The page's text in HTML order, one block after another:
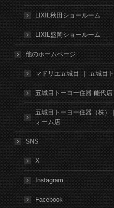
LIXIL秋田ショールーム
LIXIL盛岡ショールーム
他のホームページ
マドリエ五城目 ｜ 五城目
五城目トーヨー住器 能代
五城目トーヨー住器（株）
ォーム店
SNS
X
Instagram
Facebook